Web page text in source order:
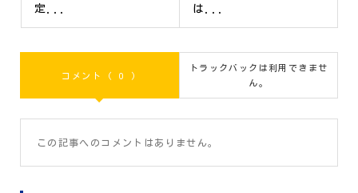
定...
は...
コメント ( 0 )
トラックバックは利用できませ
ん。
この記事へのコメントはありません。